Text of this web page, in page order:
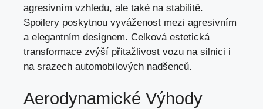
agresivním vzhledu, ale také na stabilitě.
Spoilery poskytnou vyváženost mezi agresivním
a elegantním designem. Celková estetická
transformace zvýší přitažlivost vozu na silnici i
na srazech automobilových nadšenců.
Aerodynamické Výhody